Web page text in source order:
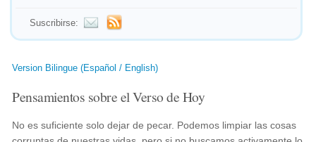
Suscribirse:
Version Bilingue (Español / English)
Pensamientos sobre el Verso de Hoy
No es suficiente solo dejar de pecar. Podemos limpiar las cosas